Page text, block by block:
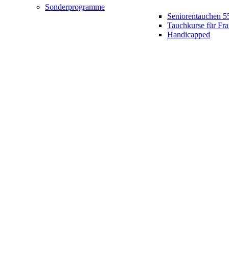
Sonderprogramme
Seniorentauchen
Tauchkurse für
Handicapped